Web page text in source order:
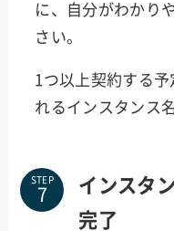
に、自分がわかり
さい。
1つ以上契約する
れるインスタンス
STEP
インスタ
完了